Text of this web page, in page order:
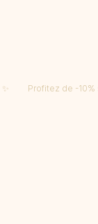
✨         Profitez de -